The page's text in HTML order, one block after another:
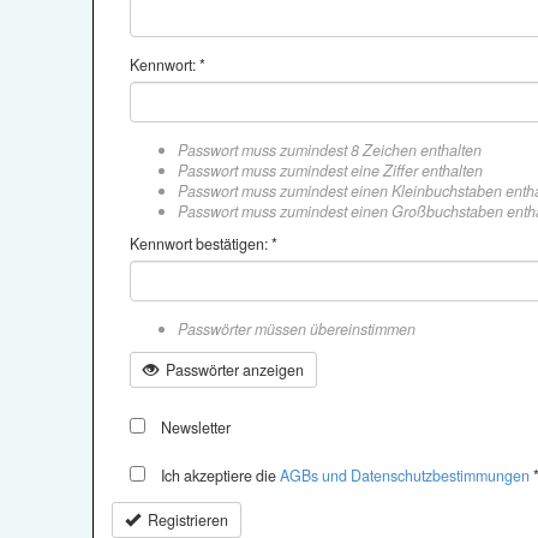
Kennwort: *
Passwort muss zumindest 8 Zeichen enthalten
Passwort muss zumindest eine Ziffer enthalten
Passwort muss zumindest einen Kleinbuchstaben
Passwort muss zumindest einen Großbuchstaben
Kennwort bestätigen: *
Passwörter müssen übereinstimmen
Passwörter anzeigen
Newsletter
Ich akzeptiere dieAGBs und Datenschutzbestimmungen *
Registrieren